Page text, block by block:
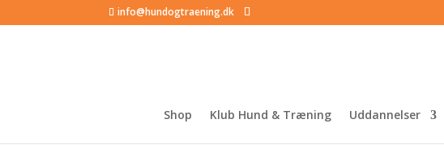
info@hundogtraening.dk
Shop Klub Hund & Træning Uddannelser